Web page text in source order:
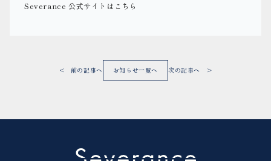
Severance 公式サイトはこちら
< 前の記事へ お知らせ一覧へ 次の記事へ >